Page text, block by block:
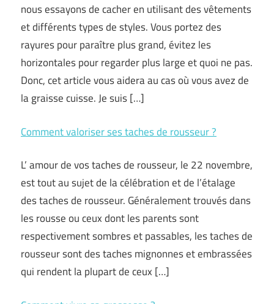
nous essayons de cacher en utilisant des vêtements
et différents types de styles. Vous portez des
rayures pour paraître plus grand, évitez les
horizontales pour regarder plus large et quoi ne pas.
Donc, cet article vous aidera au cas où vous avez de
la graisse cuisse. Je suis […]
Comment valoriser ses taches de rousseur ?
L’ amour de vos taches de rousseur, le 22 novembre,
est tout au sujet de la célébration et de l’étalage
des taches de rousseur. Généralement trouvés dans
les rousse ou ceux dont les parents sont
respectivement sombres et passables, les taches de
rousseur sont des taches mignonnes et embrassées
qui rendent la plupart de ceux […]